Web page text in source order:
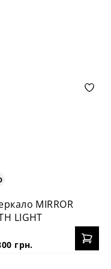
MIRROR
LIGHT
грн.